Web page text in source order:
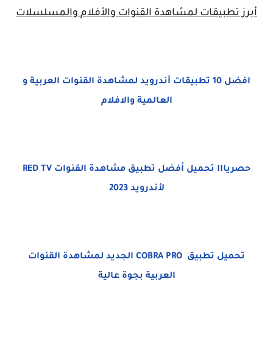
أبرز تطبيقات لمشاهدة القنوات والأفلام والمسلسلات
افضل 10 تطبيقات أندرويد لمشاهدة القنوات العربية و
العالمية والافلام
حصريااا تحميل أفضل تطبيق مشاهدة القنوات RED TV
لأندرويد 2023
تحميل تطبيق COBRA PRO الجديد لمشاهدة القنوات
العربية بجوة عالية